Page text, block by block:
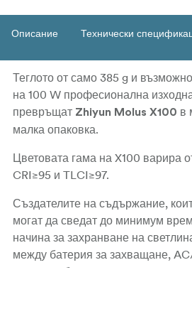
Описание Технически
Теглото от само 385 g и
на 100 W професионална
превръщат Zhiyun Molus X100 в
малка опаковка.
Цветовата гама на X100 варира
CRI≥95 и TLCI≥97.
Създателите на съдържание,
могат да сведат до минимум
начина за захранване на
между батерия за захващане,
100W PD бързо зареждане.